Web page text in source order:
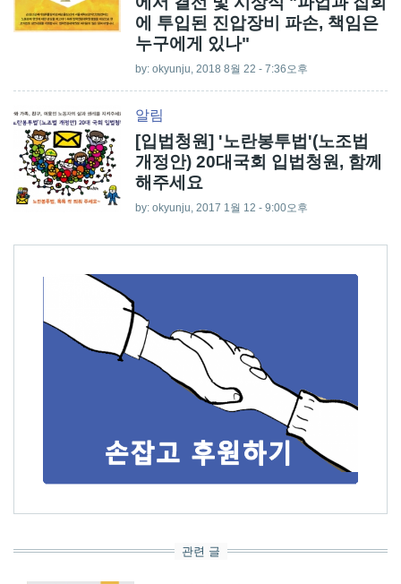
에 투입된 진압장비 파손, 책임은
누구에게 있나"
by: okyunju, 2018 8월 22 - 7:36오후
알림
[입법청원] '노란봉투법'(노조법
개정안) 20대국회 입법청원, 함께
해주세요
by: okyunju, 2017 1월 12 - 9:00오후
관련 글